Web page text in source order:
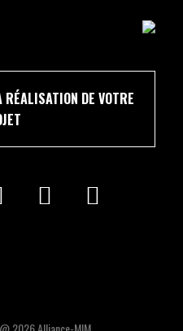
RÉALISATION DE VOTRE